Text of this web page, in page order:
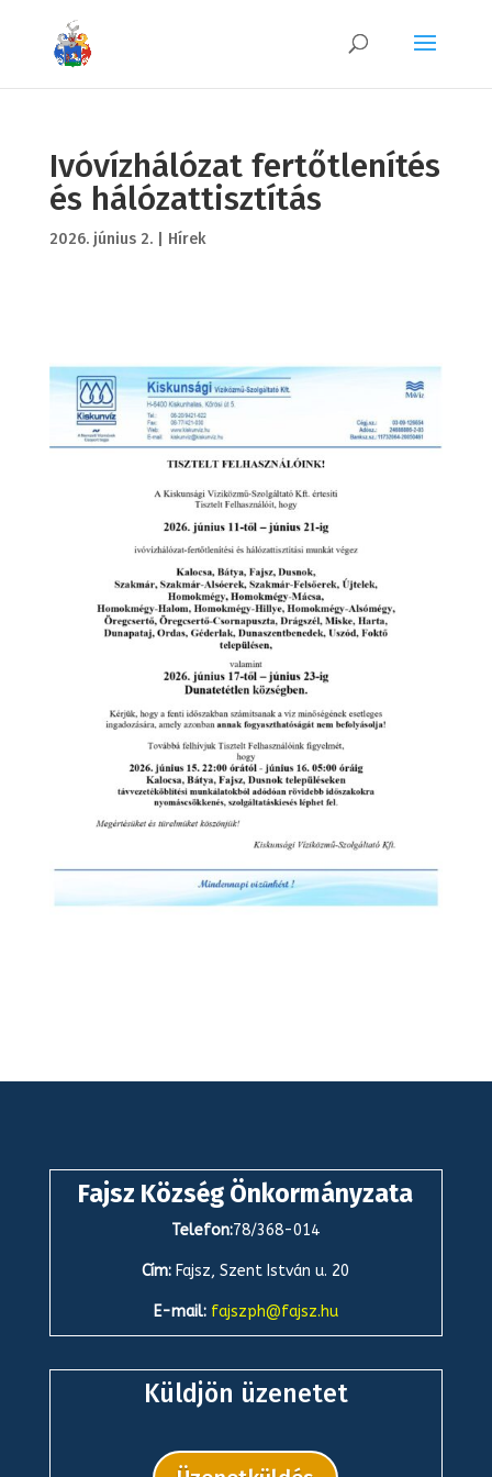
Ivóvízhálózat fertőtlenítés
és hálózattisztítás
2026. június 2.| Hírek
Fajsz Község Önkormányzata
Telefon:78/368-014
Cím: Fajsz, Szent István u. 20
E-mail: fajszph@fajsz.hu
Küldjön üzenetet